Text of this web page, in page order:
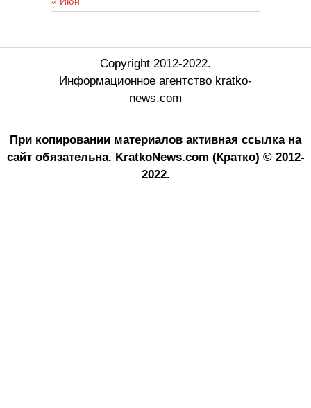
Copyright 2012-2022.
Информационное агентство kratko-
news.com
При копировании материалов активная ссылка на
сайт обязательна. KratkoNews.com (Кратко) © 2012-
2022.